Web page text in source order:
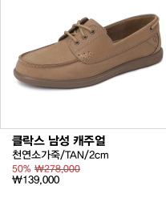
클락스 남성 캐주얼
천연소가죽/TAN/2cm
50% ₩278,000
₩139,000